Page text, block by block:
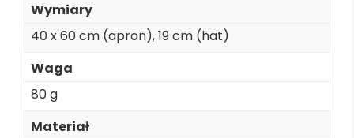
Wymiary
40 x 60 cm (apron), 19 cm (hat)
Waga
80 g
Materiał